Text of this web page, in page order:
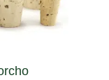
de corcho
inferior)
botella